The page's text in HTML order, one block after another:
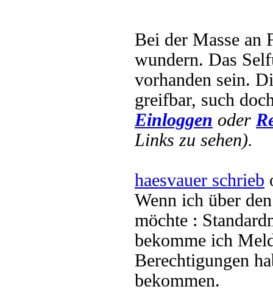
Bei der Masse an
wundern. Das
vorhanden sein.
greifbar, such
Einloggen oder
Links zu sehen).
haesvauer schrieb
Wenn ich über
möchte :
bekomme ich
Berechtigungen
bekommen.